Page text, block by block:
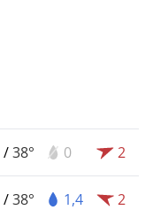
/38° 0 2
/38° 1,4 2